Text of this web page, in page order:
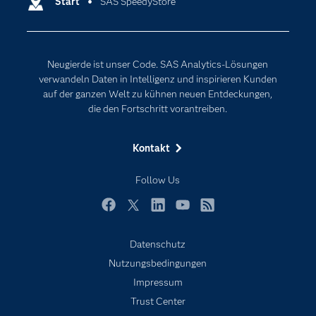
Neugierde ist unser Code. SAS Analytics-Lösungen
verwandeln Daten in Intelligenz und inspirieren Kunden
auf der ganzen Welt zu kühnen neuen Entdeckungen,
die den Fortschritt vorantreiben.
Kontakt
Follow Us
Karriere
Für Lehrkräfte
Lehrvideos
Nachrichten
Produkte
Support & Services
Testen/Kaufen
Künstliche Intelligenz
Datenschutz
Nutzungsbedingungen
Impressum
Trust Center